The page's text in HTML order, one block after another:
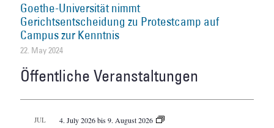
Goethe-Universität nimmt
Gerichtsentscheidung zu Protestcamp auf
Campus zur Kenntnis
22. May 2024
Öffentliche Veranstaltungen
JUL 4. July 2026bis9. August 2026